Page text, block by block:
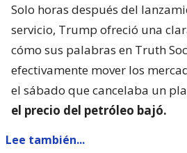
Solo horas después del
servicio, Trump ofreció una
cómo sus palabras en Truth
efectivamente mover los
el sábado que cancelaba un
el precio del petróleo bajó.
Lee también...